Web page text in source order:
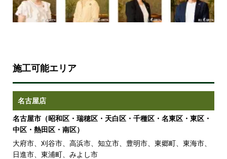
施工可能エリア
名古屋店
名古屋市（昭和区・瑞穂区・天白区・千種区・名東区・東区・
中区・熱田区・南区）
大府市、刈谷市、高浜市、知立市、豊明市、東郷町、東海市、
日進市、東浦町、みよし市